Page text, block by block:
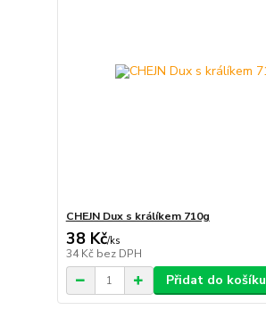
CHEJN Dux s králíkem 710g
38 Kč/ks
34 Kč bez DPH
Přidat do košíku